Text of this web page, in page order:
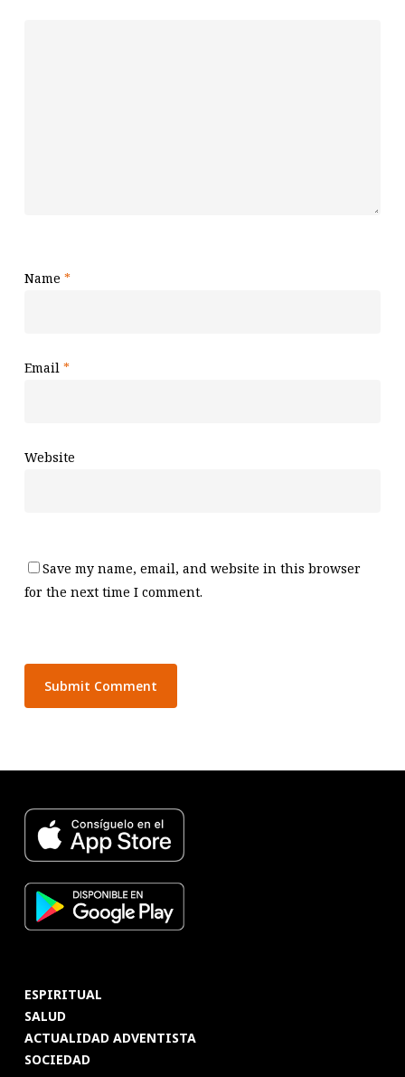
Name *
Email *
Website
Save my name, email, and website in this browser
for the next time I comment.
ESPIRITUAL
SALUD
ACTUALIDAD ADVENTISTA
SOCIEDAD